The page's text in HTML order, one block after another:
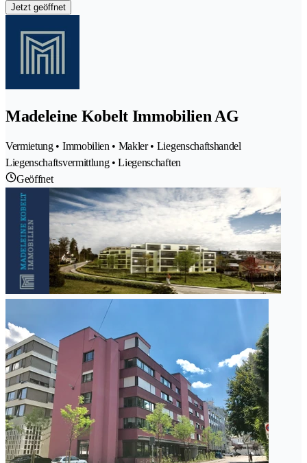
Jetzt geöffnet
Madeleine Kobelt Immobilien AG
Vermietung • Immobilien • Makler • Liegenschaftshandel
Liegenschaftsvermittlung • Liegenschaften
Geöffnet